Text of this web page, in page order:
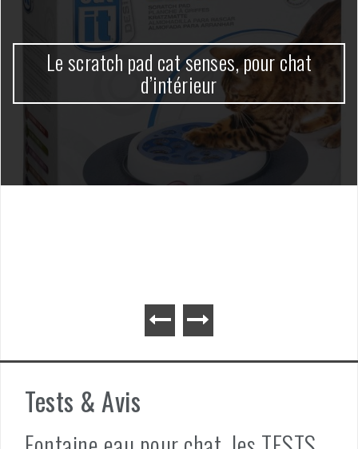
Le scratch pad cat senses, pour chat
d’intérieur
Tests & Avis